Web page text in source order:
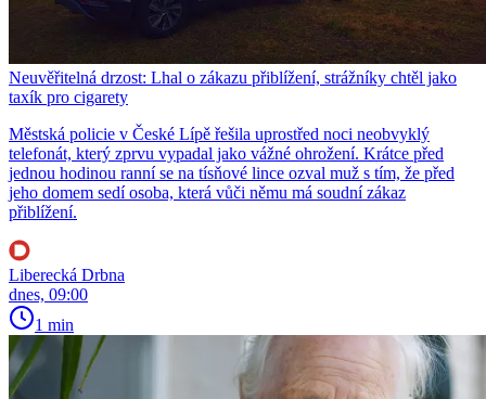
Neuvěřitelná drzost: Lhal o zákazu přiblížení, strážníky chtěl jako
taxík pro cigarety
Městská policie v České Lípě řešila uprostřed noci neobvyklý
telefonát, který zprvu vypadal jako vážné ohrožení. Krátce před
jednou hodinou ranní se na tísňové lince ozval muž s tím, že před
jeho domem sedí osoba, která vůči němu má soudní zákaz
přiblížení.
Liberecká Drbna
dnes, 09:00
1 min